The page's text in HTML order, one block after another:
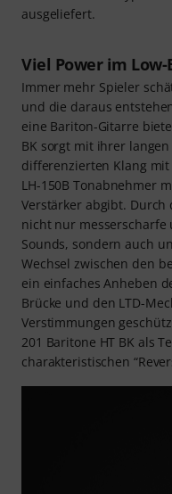
ausgeliefert.
Viel Power im Low-
Immer mehr Spieler
und die daraus
eine Bariton-Gitarre
BK sorgt mit ihrer
differenzierten Klang
LH-150B Tonabnehmer
Verstärker abgibt. Durch
nicht nur
Sounds, sondern auch
Wechsel zwischen den
ein einfaches Anheben
Brücke und den LTD-
Verstimmungen
201 Baritone HT BK als
charakteristischen